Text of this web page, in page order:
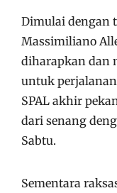
Dimulai dengan
Massimiliano
diharapkan dan
untuk
SPAL akhir
dari senang
Sabtu.
Sementara